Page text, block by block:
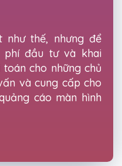
như thế, nhưng để
đầu tư và khai
cho những chủ
và cung cấp cho
cáo màn hình